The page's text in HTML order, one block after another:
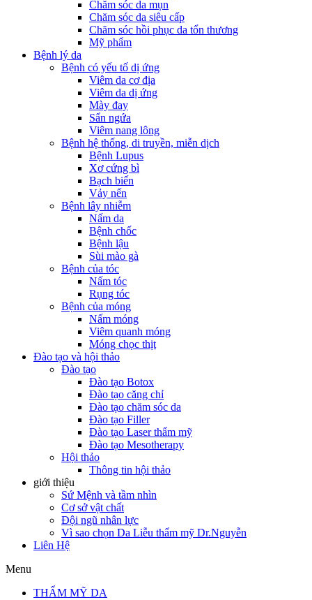
Chăm sóc da mụn
Chăm sóc da siêu cấp
Chăm sóc hồi phục da tổn thương
Mỹ phẩm
Bệnh lý da
Bệnh có yếu tố dị ứng
Viêm da cơ địa
Viêm da dị ứng
Mày đay
Sẩn ngứa
Viêm nang lông
Bệnh hệ thống, di truyền, miễn dịch
Bệnh Lupus
Xơ cứng bì
Bạch biến
Vảy nến
Bệnh lây nhiễm
Nấm da
Bệnh chốc
Bệnh lậu
Sùi mào gà
Bệnh của tóc
Nấm tóc
Rụng tóc
Bệnh của móng
Nấm móng
Viêm quanh móng
Móng chọc thịt
Đào tạo và hội thảo
Đào tạo
Đào tạo Botox
Đào tạo căng chỉ
Đào tạo chăm sóc da
Đào tạo Filler
Đào tạo Laser thẩm mỹ
Đào tạo Mesotherapy
Hội thảo
Thông tin hội thảo
giới thiệu
Sứ Mệnh và tầm nhìn
Cơ sở vật chất
Đội ngũ nhân lực
Vì sao chọn Da Liễu thẩm mỹ Dr.Nguyễn
Liên Hệ
Menu
THẨM MỸ DA